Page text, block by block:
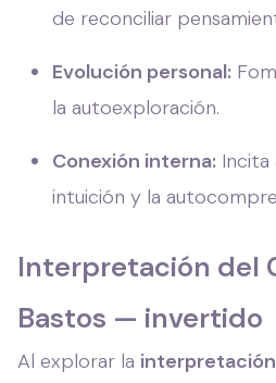
de reconciliar
Evolución personal:
la autoexploración.
Conexión interna: Incita
intuición y la
Interpretación del
Bastos — invertido
Al explorar la interpretación